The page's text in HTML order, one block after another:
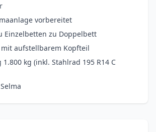
vorbereitet
Einzelbetten zu Doppelbett
aufstellbarem Kopfteil
kg (inkl. Stahlrad 195 R14 C